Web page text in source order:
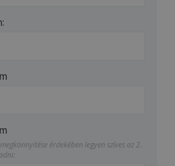
érdekében legyen szíves az 2.